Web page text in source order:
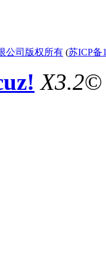
公司版权所有 (苏ICP备
X3.2©